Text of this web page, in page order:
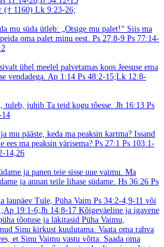
(† 1160) Lk 9:23-26;
mu süda ütleb: „Otsige mu palet!“ Siis ma
oma palet minu eest. Ps 27:8-9 Ps 77:14-
ühel meelel palvetamas koos Jeesuse ema
vendadega. Ap 1:14 Ps 48:2-15;Lk 12:8-
tuleb, juhib Ta teid kogu tõesse. Jh 16:13 Ps
14
mu pääste, keda ma peaksin kartma? Issand
ma peaksin värisema? Ps 27:1 Ps 103:1-
14,26
ja panen teie sisse uue vaimu. Ma
ja annan teile lihase südame. Hs 36:26 Ps
laupäev Tule, Püha Vaim Ps 34:2-4,9-11 või
19:1-6;Jh 14:8-17 Kõigeväeline ja igavene
tõotuse ja läkitasid Püha Vaimu,
Sinu kirkust kuulutama. Vaata oma rahva
et Sinu Vaimu vastu võtta. Saada oma